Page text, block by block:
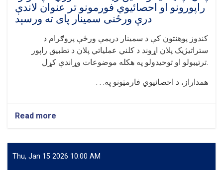
ترسره
او
سمینار
پای
ته
ورسېد
راپورونو او احصائیوي فورمونو تر عنوان لاندې
درې ورځنی سمینار پای ته ورسېد
کندوز پوهنتون کې د سمینار دریمې ورځې پروګرام د
ستراتیژیک پلان اړوند د کلني عملیاتي پلان د تطبیق راپور
ترتیبولو او توحیدولو په هکله موضوعات وړاندې کړل.
همداراز، د احصائیوي فارمټونو په. . .
Read more
کندوز
کې
د
Thu, Jan 15 2026 10:00 AM